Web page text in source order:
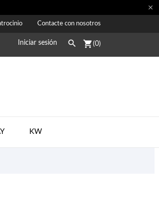

Contacte con nosotros
Iniciar sesión  shopping_cart(0)
KW